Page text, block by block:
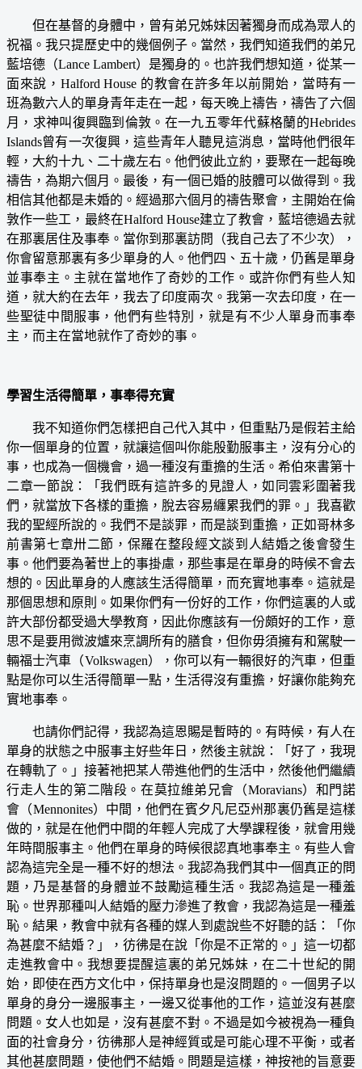
但在基督的身體中，曾有弟兄姊妹因著獨身而成為眾人的
祝福。我只提歷史中的幾個例子。當然，我們知道我們的弟兄
藍培德（Lance Lambert）是獨身的。也許我們想知道，從某一
面來說，Halford House 的教會在許多年以前開始，當時有一
班為數六人的單身青年走在一起，每天晚上禱告，禱告了六個
月，求神叫復興臨到倫敦。在一九五零年代蘇格蘭的Hebrides
Islands曾有一次復興，這些青年人聽見這消息，當時他們很年
輕，大約十九、二十歲左右。他們彼此立約，要聚在一起每晚
禱告，為期六個月。最後，有一個已婚的肢體可以做得到。我
相信其他都是未婚的。經過那六個月的禱告聚會，主開始在倫
敦作一些工，最終在Halford House建立了教會，藍培德過去就
在那裏居住及事奉。當你到那裏訪問（我自己去了不少次），
你會留意那裏有多少單身的人。他們四、五十歲，仍舊是單身
並事奉主。主就在當地作了奇妙的工作。或許你們有些人知
道，就大約在去年，我去了印度兩次。我第一次去印度，在一
些聖徒中間服事，他們有些特別，就是有不少人單身而事奉
主，而主在當地就作了奇妙的事。
學習生活得簡單，事奉得充實
我不知道你們怎樣把自己代入其中，但重點乃是假若主給
你一個單身的位置，就讓這個叫你能殷勤服事主，沒有分心的
事，也成為一個機會，過一種沒有重擔的生活。希伯來書第十
二章一節說：「我們既有這許多的見證人，如同雲彩圍著我
們，就當放下各樣的重擔，脫去容易纏累我們的罪。」我喜歡
我的聖經所說的。我們不是談罪，而是談到重擔，正如哥林多
前書第七章卅二節，保羅在整段經文談到人結婚之後會發生
事。他們要為著世上的事掛慮，那些事是在單身的時候不會去
想的。因此單身的人應該生活得簡單，而充實地事奉。這就是
那個思想和原則。如果你們有一份好的工作，你們這裏的人或
許大部份都受過大學教育，因此你應該有一份頗好的工作，意
思不是要用微波爐來烹調所有的膳食，但你毋須擁有和駕駛一
輛福士汽車（Volkswagen），你可以有一輛很好的汽車，但重
點是你可以生活得簡單一點，生活得沒有重擔，好讓你能夠充
實地事奉。
也請你們記得，我認為這恩賜是暫時的。有時候，有人在
單身的狀態之中服事主好些年日，然後主就說：「好了，我現
在轉軌了。」接著祂把某人帶進他們的生活中，然後他們繼續
行走人生的第二階段。在莫拉維弟兄會（Moravians）和門諾
會（Mennonites）中間，他們在賓夕凡尼亞州那裏仍舊是這樣
做的，就是在他們中間的年輕人完成了大學課程後，就會用幾
年時間服事主。他們在單身的時候很認真地事奉主。有些人會
認為這完全是一種不好的想法。我認為我們其中一個真正的問
題，乃是基督的身體並不鼓勵這種生活。我認為這是一種羞
恥。世界那種叫人結婚的壓力滲進了教會，我認為這是一種羞
恥。結果，教會中就有各種的媒人到處說些不好聽的話：「你
為甚麼不結婚？」，彷彿是在說「你是不正常的。」這一切都
走進教會中。我想要提醒這裏的弟兄姊妹，在二十世紀的開
始，即使在西方文化中，保持單身也是沒問題的。一個男子以
單身的身分一邊服事主，一邊又從事他的工作，這並沒有甚麼
問題。女人也如是，沒有甚麼不對。不過是如今被視為一種負
面的社會身分，彷彿那人是神經質或是可能心理不平衡，或者
其他甚麼問題，使他們不結婚。問題是這樣，神按祂的旨意要